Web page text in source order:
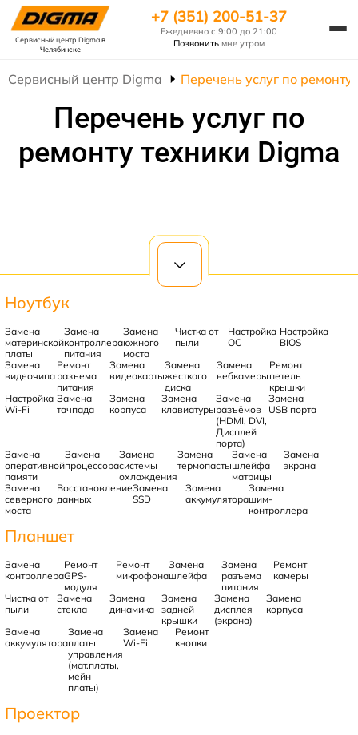
Сервисный центр Digmaв
Челябинске
+7 (351) 200-51-37
Ежедневно с 9:00 до 21:00
Позвонить мне утром
Сервисный центр Digma Перечень услуг по ремонту
Перечень услуг по
ремонту техники Digma
Ноутбук
Замена
материнской
платы
Замена
контроллера
питания
Замена
южного
моста
Чистка от
пыли
Настройка
ОС
Настройка
BIOS
Замена
видеочипа
Ремонт
разъема
питания
Замена
видеокарты
Замена
жесткого
диска
Замена
вебкамеры
Ремонт
петель
крышки
Настройка
Wi-Fi
Замена
тачпада
Замена
корпуса
Замена
клавиатуры
Замена
разъёмов
(HDMI, DVI,
Дисплей
порта)
Замена
USB порта
Замена
оперативной
памяти
Замена
процессора
Замена
системы
охлаждения
Замена
термопасты
Замена
шлейфа
матрицы
Замена
экрана
Замена
северного
моста
Восстановление
данных
Замена
SSD
Замена
аккумулятора
Замена
шим-
контроллера
Планшет
Замена
контроллера
Ремонт
GPS-
модуля
Ремонт
микрофона
Замена
шлейфа
Замена
разъема
питания
Ремонт
камеры
Чистка от
пыли
Замена
стекла
Замена
динамика
Замена
задней
крышки
Замена
дисплея
(экрана)
Замена
корпуса
Замена
аккумулятора
Замена
платы
управления
(мат.платы,
мейн
платы)
Замена
Wi-Fi
Ремонт
кнопки
Проектор